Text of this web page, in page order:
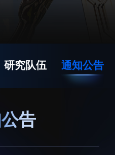
先进集成技术研究所
生物医学与健康工程研
生物医药与技术研究所
研究队伍 通知公告
告